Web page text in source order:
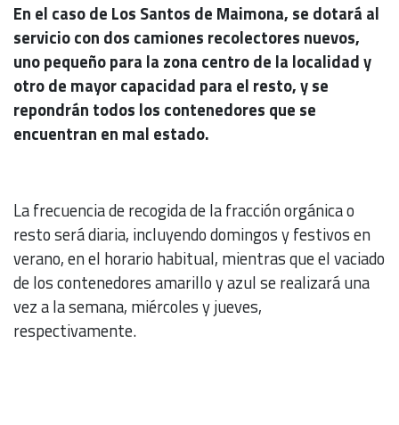
En el caso de Los Santos de Maimona, se dotará al
servicio con dos camiones recolectores nuevos,
uno pequeño para la zona centro de la localidad y
otro de mayor capacidad para el resto, y se
repondrán todos los contenedores que se
encuentran en mal estado.
La frecuencia de recogida de la fracción orgánica o
resto será diaria, incluyendo domingos y festivos en
verano, en el horario habitual, mientras que el vaciado
de los contenedores amarillo y azul se realizará una
vez a la semana, miércoles y jueves,
respectivamente.